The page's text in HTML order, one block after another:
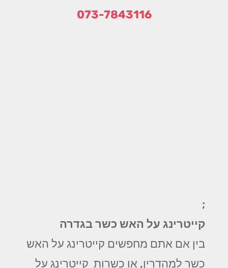
073-7843116
;
קייטרינג על האש כשר בגדרה
בין אם אתם מחפשים קייטרינג על האש
כשר למהדרין, או כשרות קייטרינג על